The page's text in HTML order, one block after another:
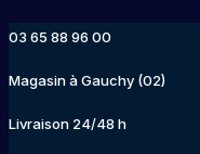
contenu
03 65 88 96 00
Magasin à Gauchy (02)
Livraison 24/48 h